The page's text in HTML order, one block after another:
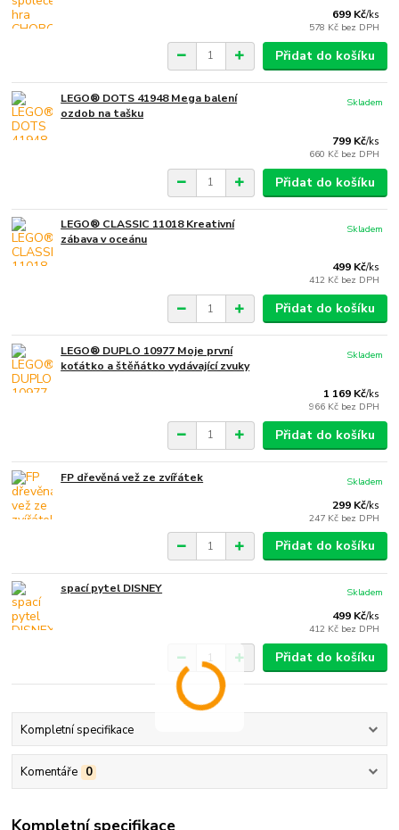
699 Kč/ks
578 Kč bez DPH
Přidat do košíku
LEGO® DOTS 41948 Mega balení
ozdob na tašku
799 Kč/ks
660 Kč bez DPH
Skladem
Přidat do košíku
LEGO® CLASSIC 11018 Kreativní
zábava v oceánu
499 Kč/ks
412 Kč bez DPH
Skladem
Přidat do košíku
LEGO® DUPLO 10977 Moje první
koťátko a štěňátko vydávající zvuky
1 169 Kč/ks
966 Kč bez DPH
Skladem
Přidat do košíku
FP dřevěná vež ze zvířátek
299 Kč/ks
247 Kč bez DPH
Skladem
Přidat do košíku
spací pytel DISNEY
499 Kč/ks
412 Kč bez DPH
Skladem
Přidat do košíku
Kompletní specifikace
Komentáře 0